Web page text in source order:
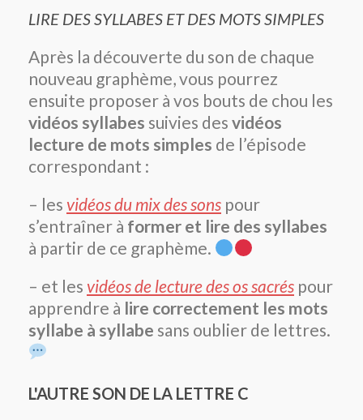
LIRE DES SYLLABES ET DES MOTS SIMPLES
Après la découverte du son de chaque
nouveau graphème, vous pourrez
ensuite proposer à vos bouts de chou les
vidéos syllabes suivies des vidéos
lecture de mots simples de l’épisode
correspondant :
– les vidéos du mix des sons pour
s’entraîner à former et lire des syllabes
à partir de ce graphème.
– et les vidéos de lecture des os sacrés pour
apprendre à lire correctement les mots
syllabe à syllabe sans oublier de lettres.
L'AUTRE SON DE LA LETTRE C